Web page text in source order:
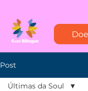
Doe
Post
Últimas da Soul